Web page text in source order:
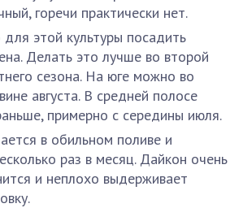
горечи практически нет.
этой культуры посадить
Делать это лучше во второй
сезона. На юге можно во
августа. В средней полосе
примерно с середины июля.
в обильном поливе и
раз в месяц. Дайкон очень
и неплохо выдерживает